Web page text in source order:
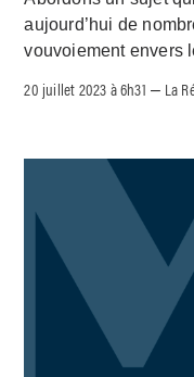
aujourd’hui de
vouvoiement envers
20 juillet 2023 à 6h31 – La